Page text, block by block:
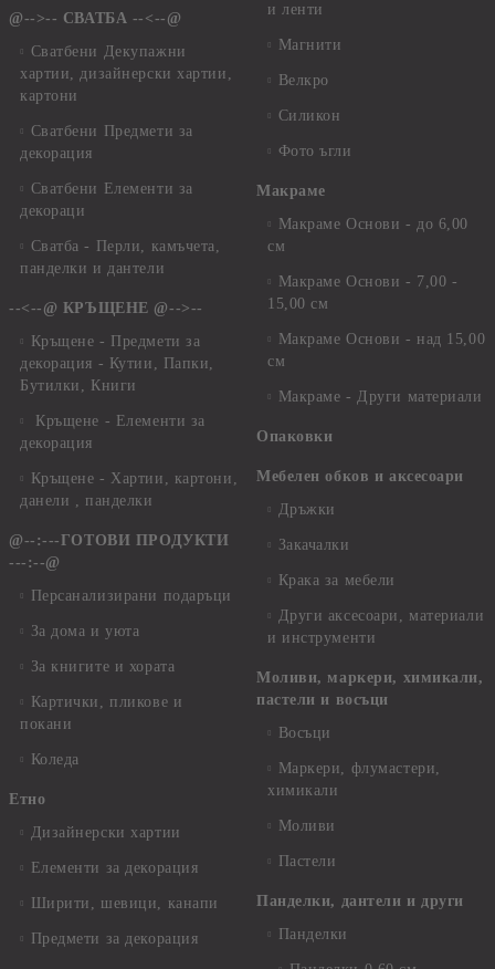
@-->-- СВАТБА --<--@
Сватбени Декупажни
хартии, дизайнерски хартии,
картони
Сватбени Предмети за
декорация
Сватбени Елементи за
декораци
Сватба - Перли, камъчета,
панделки и дантели
--<--@ КРЪЩЕНЕ @-->--
Кръщене - Предмети за
декорация - Кутии, Папки,
Бутилки, Книги
Кръщене - Елементи за
декорация
Кръщене - Хартии, картони,
данели , панделки
@--:---ГОТОВИ ПРОДУКТИ
---:--@
Персанализирани подаръци
За дома и уюта
За книгите и хората
Картички, пликове и
покани
Коледа
Етно
Дизайнерски хартии
Елементи за декорация
Ширити, шевици, канапи
Предмети за декорация
и ленти
Магнити
Велкро
Силикон
Фото ъгли
Макраме
Макраме Основи - до 6,00
см
Макраме Основи - 7,00 -
15,00 см
Макраме Основи - над 15,00
см
Макраме - Други материали
Опаковки
Мебелен обков и аксесоари
Дръжки
Закачалки
Крака за мебели
Други аксесоари, материали
и инструменти
Моливи, маркери, химикали,
пастели и восъци
Восъци
Маркери, флумастери,
химикали
Моливи
Пастели
Панделки, дантели и други
Панделки